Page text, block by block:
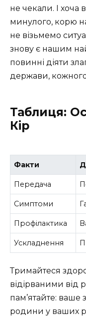
не чекали. І хоча
минулого, корю
не візьмемо
знову є нашим
повинні діяти
держави,
Таблиця:
Кір
Факти
Передача
Симптоми
Профілактика
Ускладнення
Тримайтеся
відірваними від
пам’ятайте: ваше
родини у ваших